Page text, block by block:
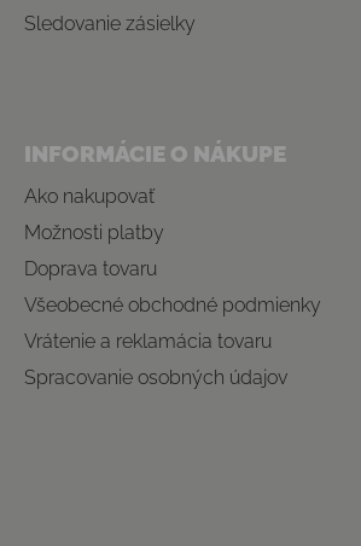
Sledovanie zásielky
INFORMÁCIE O NÁKUPE
Ako nakupovať
Možnosti platby
Doprava tovaru
Všeobecné obchodné podmienky
Vrátenie a reklamácia tovaru
Spracovanie osobných údajov